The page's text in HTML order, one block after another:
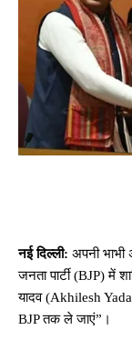
नई दिल्ली: अपनी भाभी
जनता पार्टी (BJP) में
यादव (Akhilesh
BJP तक ले जाएं”।